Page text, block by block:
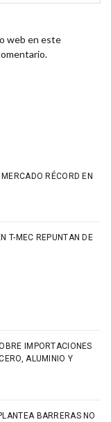
web en este
RÉCORD EN
T-MEC REPUNTAN DE
IMPORTACIONES
ALUMINIO Y
BARRERAS NO